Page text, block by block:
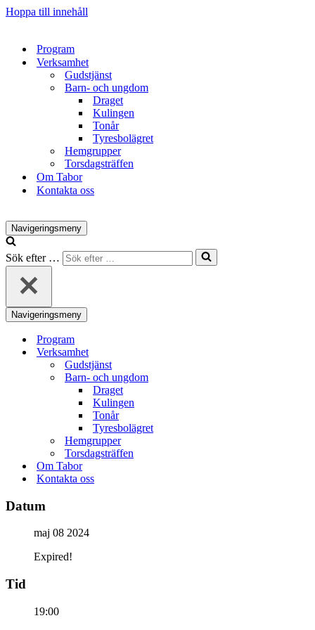
Hoppa till innehåll
Program
Verksamhet
Gudstjänst
Barn- och ungdom
Draget
Kulingen
Tonår
Tyresbolägret
Hemgrupper
Torsdagsträffen
Om Tabor
Kontakta oss
Navigeringsmeny
Sök efter …
Navigeringsmeny
Program
Verksamhet
Gudstjänst
Barn- och ungdom
Draget
Kulingen
Tonår
Tyresbolägret
Hemgrupper
Torsdagsträffen
Om Tabor
Kontakta oss
Datum
maj 08 2024
Expired!
Tid
19:00